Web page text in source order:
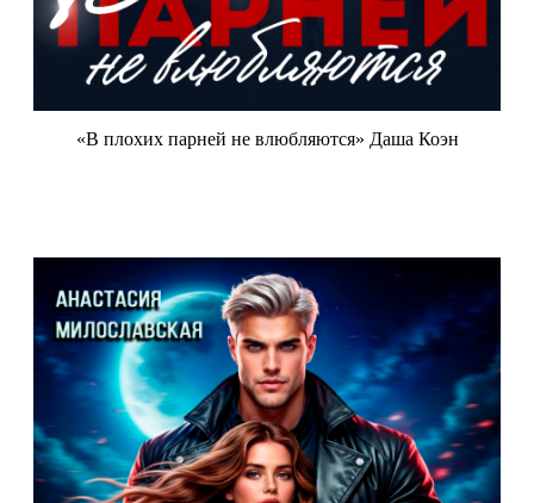
«В плохих парней не влюбляются» Даша Коэн